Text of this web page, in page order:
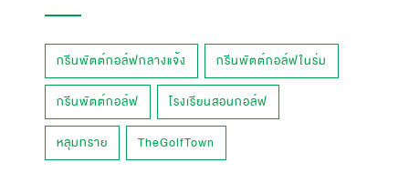
กรีนพัตต์กอล์ฟกลางแจ้ง กรีนพัตต์กอล์ฟในร่ม
กรีนพัตต์กอล์ฟ โรงเรียนสอนกอล์ฟ
หลุมทราย TheGolfTown